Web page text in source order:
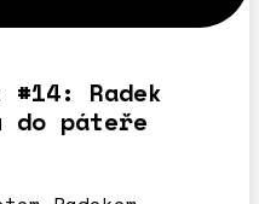
#14: Radek
do páteře